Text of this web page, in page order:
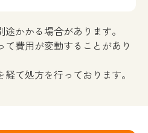
かかる場合があります。
費用が変動することがあり
て処方を行っております。